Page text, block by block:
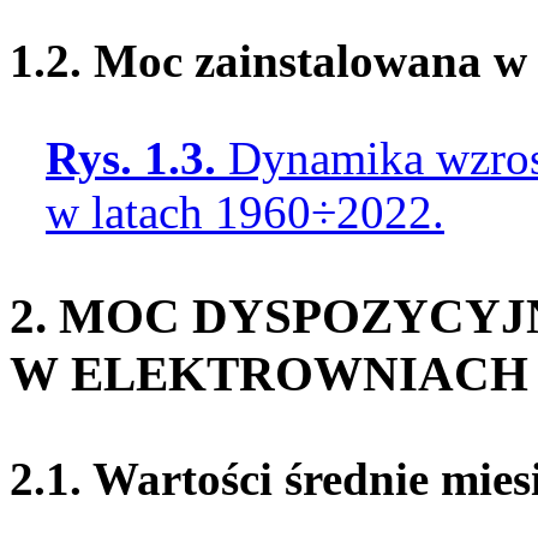
1.2. Moc zainstalowana
Rys. 1.3. Dynamika
w latach 1960÷2022.
2. MOC
W
2.1. Wartości średnie